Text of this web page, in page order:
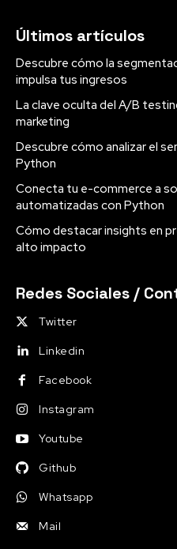
Últimos artículos
Descubre cómo la
impulsa tus ingresos
La clave oculta del A/B
marketing
Descubre cómo analizar el
Python
Conecta tu e-commerce a
automatizadas con Python
Cómo destacar insights en
alto impacto
Redes Sociales /
Twitter
Linkedin
Facebook
Instagram
Youtube
Github
Whatsapp
Mail